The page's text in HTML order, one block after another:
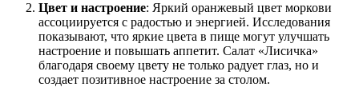
Цвет и настроение: Яркий оранжевый цвет моркови
ассоциируется с радостью и энергией. Исследования
показывают, что яркие цвета в пище могут улучшать
настроение и повышать аппетит. Салат «Лисичка»
благодаря своему цвету не только радует глаз, но и
создает позитивное настроение за столом.